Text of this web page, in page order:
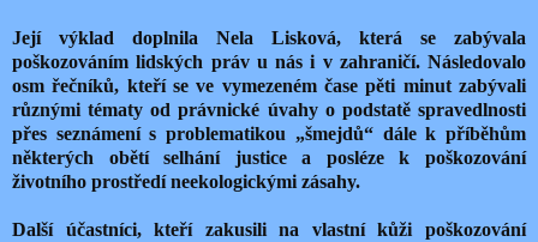
Její výklad doplnila Nela Lisková, která se zabývala
poškozováním lidských práv u nás i v zahraničí. Následovalo
osm řečníků, kteří se ve vymezeném čase pěti minut zabývali
různými tématy od právnické úvahy o podstatě spravedlnosti
přes seznámení s problematikou „šmejdů“ dále k příběhům
některých obětí selhání justice a posléze k poškozování
životního prostředí neekologickými zásahy.
Další účastníci, kteří zakusili na vlastní kůži poškozování